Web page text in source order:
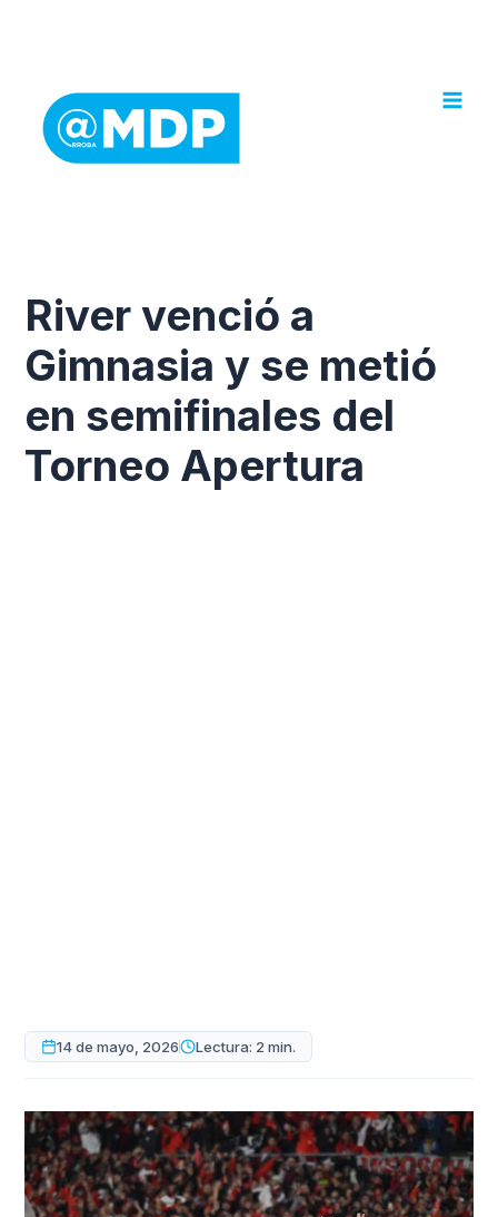
River venció a
Gimnasia y se metió
en semifinales del
Torneo Apertura
14 de mayo, 2026 Lectura: 2 min.